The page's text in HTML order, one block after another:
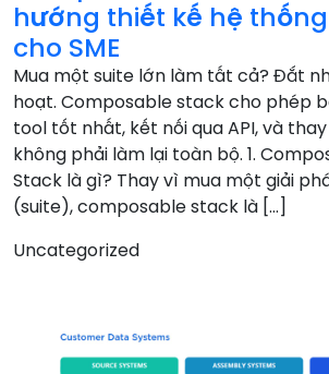
hướng thiết kế hệ
cho SME
Mua một suite lớn làm tất cả? Đắt
hoạt. Composable stack cho phép
tool tốt nhất, kết nối qua API, và
không phải làm lại toàn bộ. 1.
Stack là gì? Thay vì mua một giải
(suite), composable stack là […]
Uncategorized